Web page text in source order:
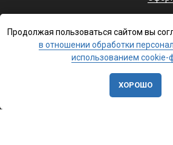
Обучение
Повышение квалификации
Охрана труда и аттестация
Продолжая пользоваться сайтом вы
в отношении обработки
использованием cookie-
ХОРОШО